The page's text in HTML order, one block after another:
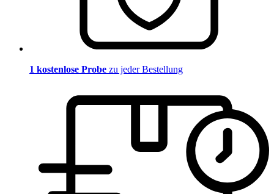
1 kostenlose Probe zu jeder Bestellung